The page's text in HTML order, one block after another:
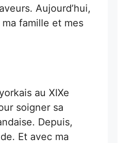
Aujourd’hui,
famille et mes
au XIXe
soigner sa
Depuis,
Et avec ma